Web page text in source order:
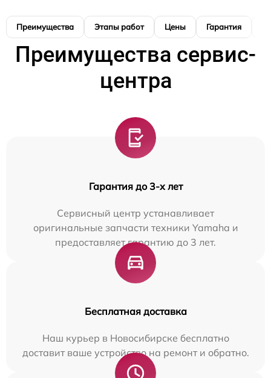
Преимущества Этапы работ Цены Гарантия
Преимущества сервис-
центра
Гарантия до 3-х лет
Сервисный центр устанавливает
оригинальные запчасти техники Yamaha и
предоставляет гарантию до 3 лет.
Бесплатная доставка
Наш курьер в Новосибирске бесплатно
доставит ваше устройство на ремонт и обратно.